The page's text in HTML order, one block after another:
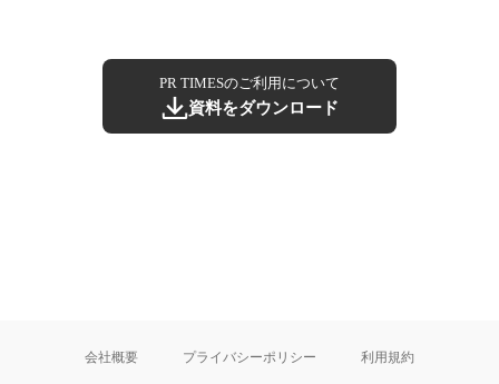
PR TIMESのご利用について
資料をダウンロード
会社概要 プライバシーポリシー 利用規約